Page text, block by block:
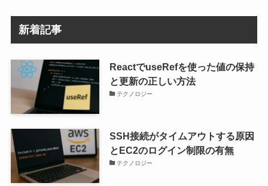
新着記事
ReactでuseRefを使った値の保持
と更新の正しい方法
テクノロジー
SSH接続がタイムアウトする原因
とEC2のログイン制限の有無
テクノロジー